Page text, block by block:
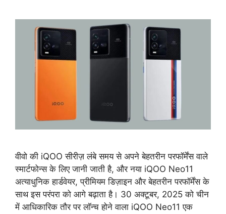
वीवो की iQOO सीरीज़ लंबे समय से अपने बेहतरीन परफॉर्मेंस वाले
स्मार्टफोन्स के लिए जानी जाती है, और नया iQOO Neo11
अत्याधुनिक हार्डवेयर, प्रीमियम डिज़ाइन और बेहतरीन परफॉर्मेंस के
साथ इस परंपरा को आगे बढ़ाता है। 30 अक्टूबर, 2025 को चीन
में आधिकारिक तौर पर लॉन्च होने वाला iQOO Neo11 एक